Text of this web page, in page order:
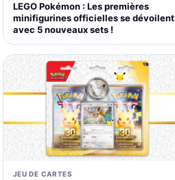
LEGO Pokémon : Les premières
minifigurines officielles se dévoilent
avec 5 nouveaux sets !
JEU DE CARTES